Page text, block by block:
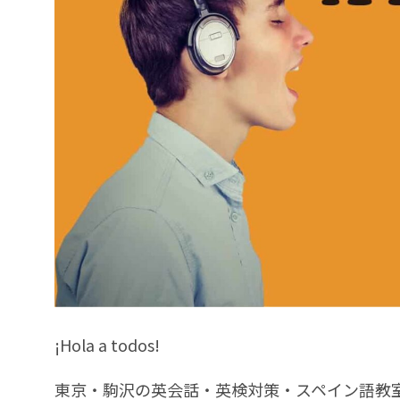
¡Hola a todos!
東京・駒沢の英会話・英検対策・スペイン語教